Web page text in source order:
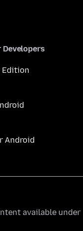
Edition
Android
available under